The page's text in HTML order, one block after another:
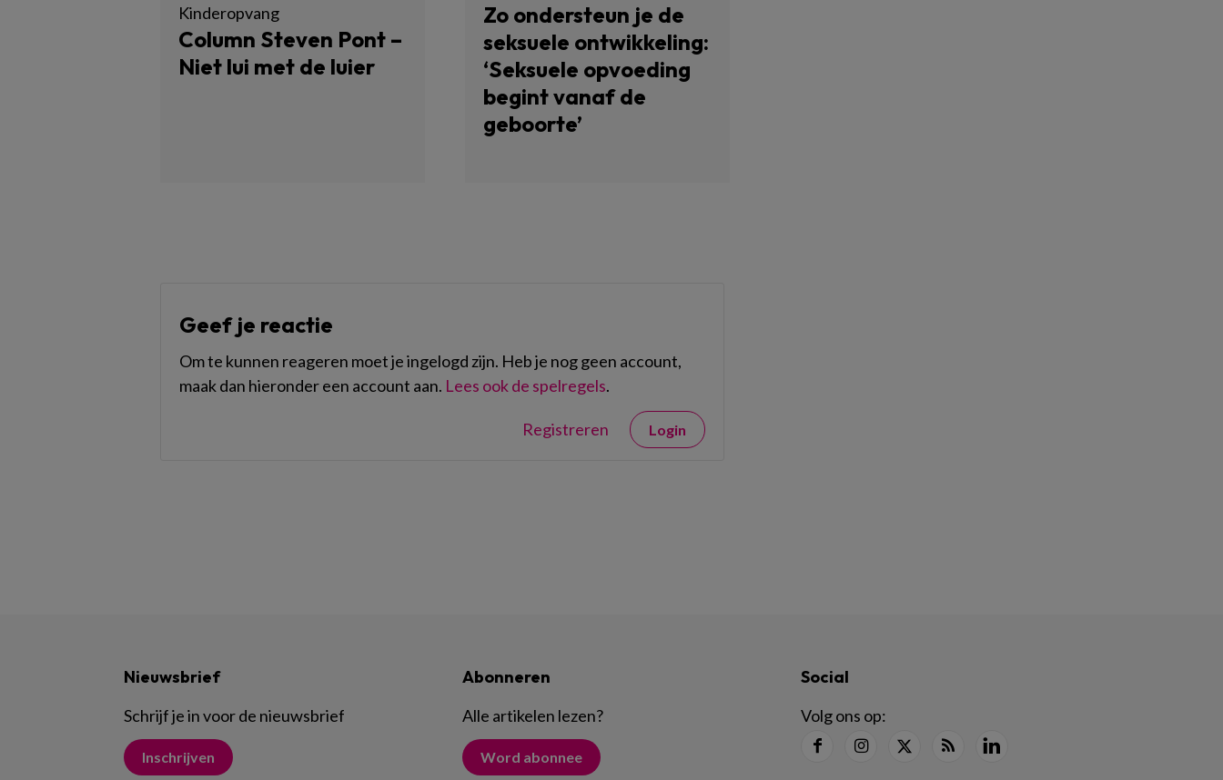
Kinderopvang
Column Steven Pont –
Niet lui met de luier
Zo ondersteun je de
seksuele ontwikkeling:
‘Seksuele opvoeding
begint vanaf de
geboorte’
Geef je reactie
Om te kunnen reageren moet je ingelogd zijn. Heb je nog geen account,
maak dan hieronder een account aan. Lees ook de spelregels.
Registreren Login
Nieuwsbrief
Schrijf je in voor de nieuwsbrief
Inschrijven
Abonneren
Alle artikelen lezen?
Word abonnee
Social
Volg ons op: